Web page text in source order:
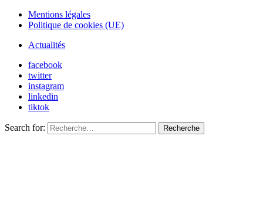
Mentions légales
Politique de cookies (UE)
Actualités
facebook
twitter
instagram
linkedin
tiktok
Search for: Recherche